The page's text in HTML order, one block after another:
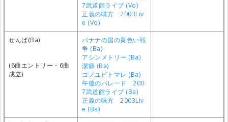
7武道館ライブ (Vo)
正義の味方 2003Liv
e (Vo)
せんば(Ba)
(6曲エントリー・6曲
成立)
バナナの国の黄色い戦
争 (Ba)
アシンメトリー (Ba)
潔癖 (Ba)
コノユビトマレ (Ba)
午後のパレード 200
7武道館ライブ (Ba)
正義の味方 2003Liv
e (Ba)